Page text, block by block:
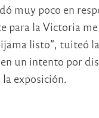
muy poco en
para la Victoria
listo”, tuiteó
un intento por
exposición.